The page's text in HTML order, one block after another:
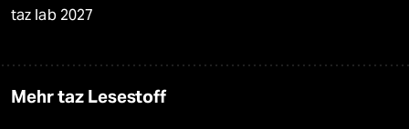
taz lab 2027
Mehr taz Lesestoff